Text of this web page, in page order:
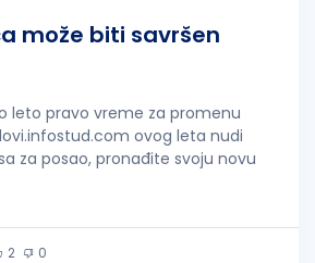
može biti savršen
leto pravo vreme za promenu
ovog leta nudi
za posao, pronađite svoju novu
2 0